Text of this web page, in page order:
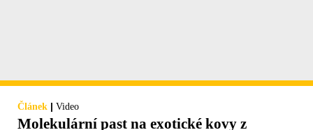
Článek | Video
Molekulární past na exotické kovy z